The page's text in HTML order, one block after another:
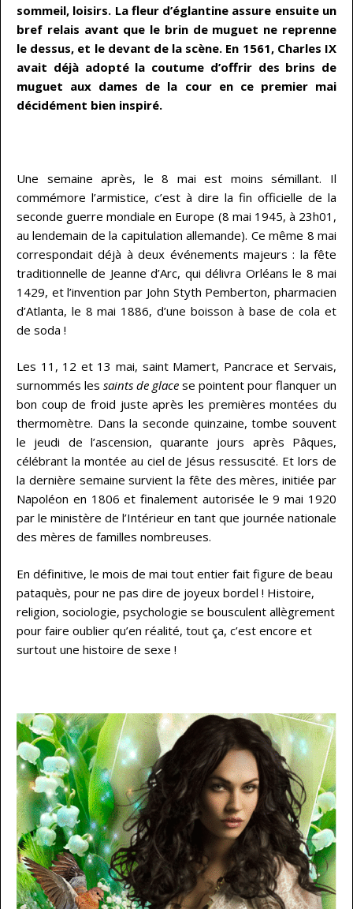
sommeil, loisirs. La fleur d’églantine assure ensuite un
bref relais avant que le brin de muguet ne reprenne
le dessus, et le devant de la scène. En 1561, Charles IX
avait déjà adopté la coutume d’offrir des brins de
muguet aux dames de la cour en ce premier mai
décidément bien inspiré.
Une semaine après, le 8 mai est moins sémillant. Il
commémore l’armistice, c’est à dire la fin officielle de la
seconde guerre mondiale en Europe (8 mai 1945, à 23h01,
au lendemain de la capitulation allemande). Ce même 8 mai
correspondait déjà à deux événements majeurs : la fête
traditionnelle de Jeanne d’Arc, qui délivra Orléans le 8 mai
1429, et l’invention par John Styth Pemberton, pharmacien
d’Atlanta, le 8 mai 1886, d’une boisson à base de cola et
de soda !
Les 11, 12 et 13 mai, saint Mamert, Pancrace et Servais,
surnommés les saints de glace se pointent pour flanquer un
bon coup de froid juste après les premières montées du
thermomètre. Dans la seconde quinzaine, tombe souvent
le jeudi de l’ascension, quarante jours après Pâques,
célébrant la montée au ciel de Jésus ressuscité. Et lors de
la dernière semaine survient la fête des mères, initiée par
Napoléon en 1806 et finalement autorisée le 9 mai 1920
par le ministère de l’Intérieur en tant que journée nationale
des mères de familles nombreuses.
En définitive, le mois de mai tout entier fait figure de beau
pataquès, pour ne pas dire de joyeux bordel ! Histoire,
religion, sociologie, psychologie se bousculent allègrement
pour faire oublier qu’en réalité, tout ça, c’est encore et
surtout une histoire de sexe !